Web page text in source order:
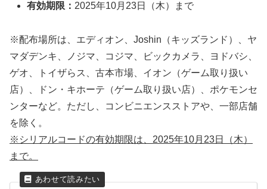
有効期限： 2025年10月23日（木）まで
※配布場所は、エディオン、Joshin（キッズランド）、ヤ
マダデンキ、ノジマ、コジマ、ビックカメラ、ヨドバシ、
ゲオ、トイザらス、古本市場、イオン（ゲーム取り扱い
店）、ドン・キホーテ（ゲーム取り扱い店）、ポケモンセ
ンターなど。ただし、コンビニエンスストアや、一部店舗
を除く。
※シリアルコードの有効期限は、2025年10月23日（木）
まで。